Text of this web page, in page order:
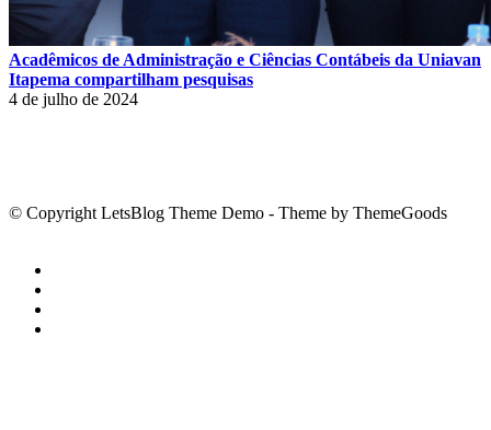
Acadêmicos de Administração e Ciências Contábeis da Uniavan
Itapema compartilham pesquisas
4 de julho de 2024
© Copyright LetsBlog Theme Demo - Theme by ThemeGoods